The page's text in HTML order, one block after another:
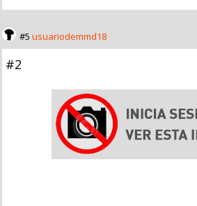
#5 usuariodemmd18
#2